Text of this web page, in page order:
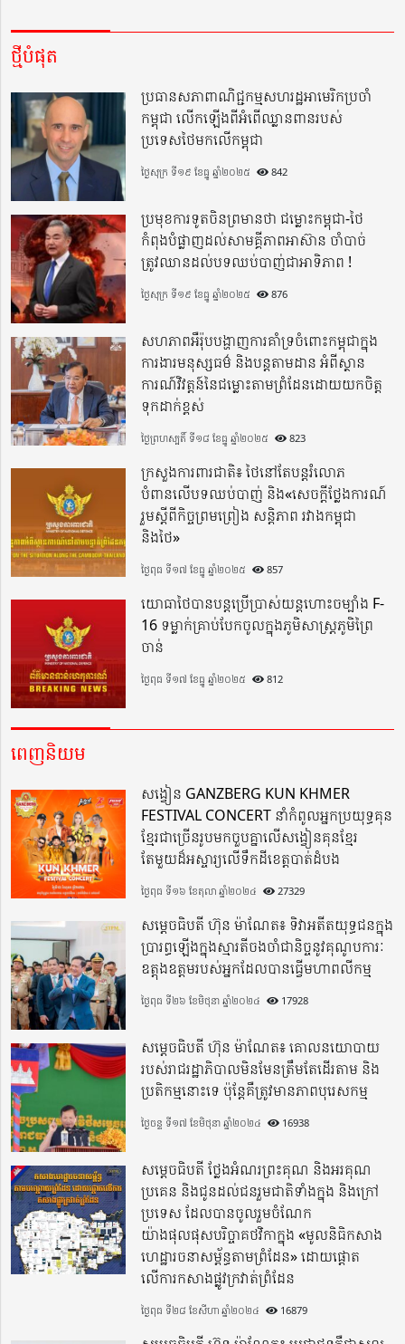
ថ្មីបំផុត
ប្រធានសភាពាណិជ្ជកម្មសហរដ្ឋអាមេរិកប្រចាំ
កម្ពុជា លើកឡើងពីអំពើឈ្លានពានរបស់
ប្រទេសថៃមកលើកម្ពុជា
ថ្ងៃសុក្រ ទី១៩ ខែធ្នូ ឆ្នាំ២០២៥ 842
ប្រមុខការទូតចិនព្រមានថា ជម្លោះកម្ពុជា-ថៃ
កំពុងបំផ្លាញដល់សាមគ្គីភាពអាស៊ាន ចាំបាច់
ត្រូវឈានដល់បទឈប់បាញ់ជាអាទិភាព !
ថ្ងៃសុក្រ ទី១៩ ខែធ្នូ ឆ្នាំ២០២៥ 876
សហភាពអឺរ៉ុបបង្ហាញការគាំទ្រចំពោះកម្ពុជាក្នុង
ការងារមនុស្សធម៌ និងបន្តតាមដាន អំពីស្ថាន
ការណ៍វិវត្តន៍នៃជម្លោះតាមព្រំដែនដោយយកចិត្ត
ទុកដាក់ខ្ពស់
ថ្ងៃព្រហស្បតិ៍ ទី១៨ ខែធ្នូ ឆ្នាំ២០២៥ 823
ក្រសួងការពារជាតិ៖ ថៃនៅតែបន្តរំលោភ
បំពានលើបទឈប់បាញ់ និង«សេចក្តីថ្លែងការណ៍
រួមស្តីពីកិច្ចព្រមព្រៀង សន្តិភាព រវាងកម្ពុជា
និងថៃ»
ថ្ងៃពុធ ទី១៧ ខែធ្នូ ឆ្នាំ២០២៥ 857
យោធាថៃបានបន្តប្រើប្រាស់យន្តហោះចម្បាំង F-
16 ទម្លាក់គ្រាប់បែកចូលក្នុងភូមិសាស្ត្រភូមិព្រៃ
ចាន់
ថ្ងៃពុធ ទី១៧ ខែធ្នូ ឆ្នាំ២០២៥ 812
ពេញនិយម
សង្វៀន GANZBERG KUN KHMER
FESTIVAL CONCERT នាំកំពូលអ្នកប្រយុទ្ធគុន
ខ្មែរជាច្រើនរូបមកចួបគ្នាលើសង្វៀនគុនខ្មែរ
តែមួយដ៏អស្ចារ្យលើទឹកដីខេត្តបាត់ដំបង
ថ្ងៃពុធ ទី១៦ ខែតុលា ឆ្នាំ២០២៤ 27329
សម្តេចធិបតី ហ៊ុន ម៉ាណែត៖ ទិវាអតីតយុទ្ធជនក្នុង
ប្រារព្ធឡើងក្នុងស្មារតីចងចាំជានិច្ចនូវគុណូបការៈ
ឧត្តុងឧត្តមរបស់អ្នកដែលបានធ្វើមហាពលីកម្ម
ថ្ងៃពុធ ទី២៦ ខែមិថុនា ឆ្នាំ២០២៤ 17928
សម្តេចធិបតី ហ៊ុន ម៉ាណែត៖ គោលនយោបាយ
របស់រាជរដ្ឋាភិបាលមិនមែនត្រឹមតែដើរតាម និង
ប្រតិកម្មនោះទេ ប៉ុន្តែគឺត្រូវមានភាពបុរេសកម្ម
ថ្ងៃចន្ទ ទី១៧ ខែមិថុនា ឆ្នាំ២០២៤ 16938
សម្តេចធិបតី ថ្លែងអំណរព្រះគុណ និងអរគុណ
ប្រគេន និងជូនដល់ជនរួមជាតិទាំងក្នុង​ និងក្រៅ
ប្រទេស​ ដែលបានចូលរួមចំណែក
យ៉ាងផុលផុសបរិច្ចាគថវិកាក្នុង «មូលនិធិកសាង
ហេដ្ឋារចនាសម្ព័ន្ធតាមព្រំដែន» ដោយផ្ដោត
លើការកសាងផ្លូវក្រវាត់ព្រំដែន
ថ្ងៃពុធ ទី២៨ ខែសីហា ឆ្នាំ២០២៤ 16879